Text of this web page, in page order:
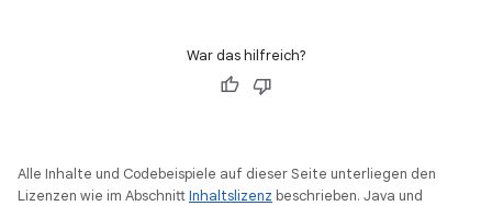
War das hilfreich?
Alle Inhalte und Codebeispiele auf dieser Seite unterliegen den
Lizenzen wie im AbschnittInhaltslizenz beschrieben. Java und